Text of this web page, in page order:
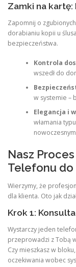
Zamki na
Zapomnij o
dorabianiu kopii u
bezpieczeństwa.
Kontrola
wszedł do
w systemie –
Elegancja i
włamania
Nasz
Telefonu do
Wierzymy, że
dla klienta. Oto jak
Krok 1:
Wystarczy jeden
przeprowadzi z Tobą
Czy mieszkasz w
oczekiwania wobec